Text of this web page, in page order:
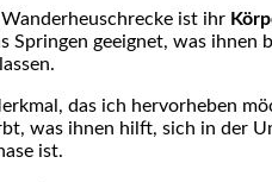
ist ihr
Springen geeignet, was
das ich hervorheben
was ihnen hilft,​ sich‌ in der
ist.